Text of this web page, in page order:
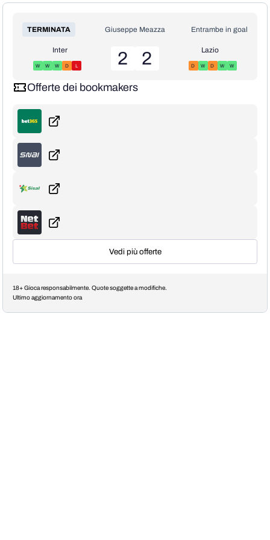
TERMINATA Giuseppe Meazza Entrambe in goal
Inter
W W W D L 2 2 Lazio
D W D W W
Offerte dei bookmakers
Vedi più offerte
18+ Gioca responsabilmente. Quote soggette a modifiche.
Ultimo aggiornamento ora